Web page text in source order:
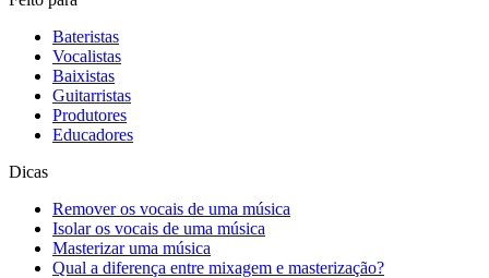
Bateristas
Vocalistas
Baixistas
Guitarristas
Produtores
Educadores
Dicas
Remover os vocais de uma música
Isolar os vocais de uma música
Masterizar uma música
Qual a diferença entre mixagem e masterização?